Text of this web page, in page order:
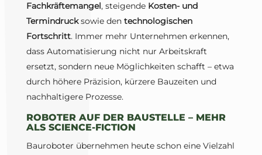
Fachkräftemangel, steigende Kosten- und
Termindrucksowie den technologischen
Fortschritt. Immer mehr Unternehmen erkennen,
dass Automatisierung nicht nur Arbeitskraft
ersetzt, sondern neue Möglichkeiten schafft – etwa
durch höhere Präzision, kürzere Bauzeiten und
nachhaltigere Prozesse.
ROBOTER AUF DER BAUSTELLE – MEHR
ALS SCIENCE-FICTION
Bauroboter übernehmen heute schon eine Vielzahl